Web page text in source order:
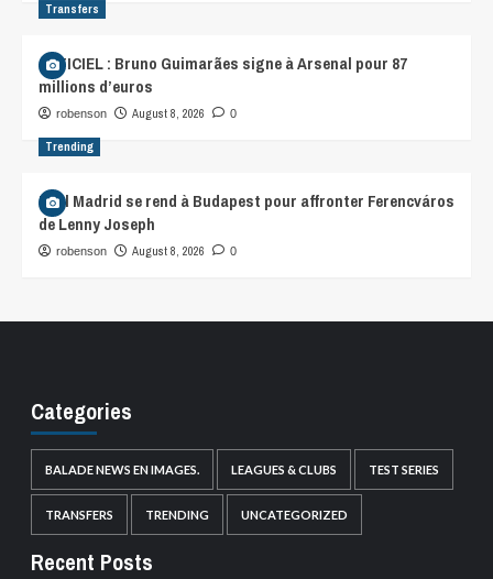
Transfers
OFFICIEL : Bruno Guimarães signe à Arsenal pour 87
millions d’euros
robenson August 8, 2026 0
Trending
Real Madrid se rend à Budapest pour affronter Ferencváros
de Lenny Joseph
robenson August 8, 2026 0
Categories
BALADE NEWS EN IMAGES. LEAGUES & CLUBS TEST SERIES
TRANSFERS TRENDING UNCATEGORIZED
Recent Posts